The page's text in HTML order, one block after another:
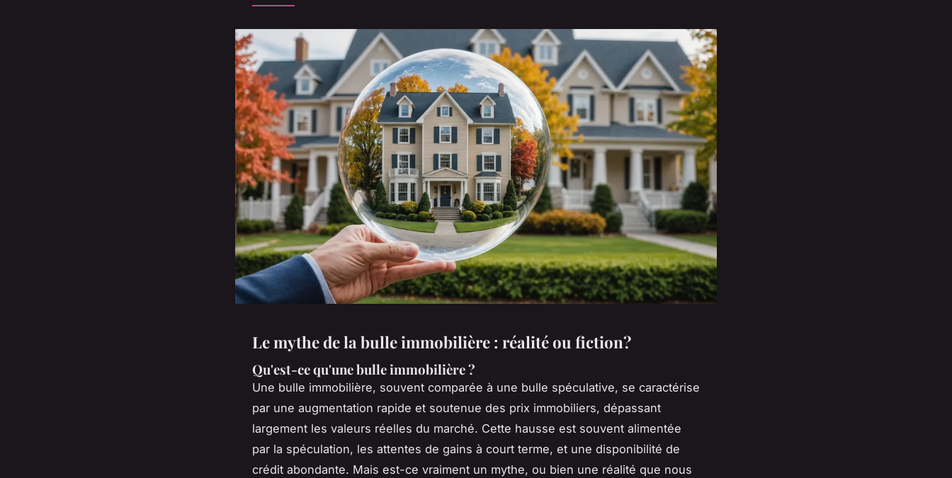
Le mythe de la bulle immobilière : réalité ou fiction?
Qu'est-ce qu'une bulle immobilière ?
Une bulle immobilière, souvent comparée à une bulle spéculative, se caractérise
par une augmentation rapide et soutenue des prix immobiliers, dépassant
largement les valeurs réelles du marché. Cette hausse est souvent alimentée
par la spéculation, les attentes de gains à court terme, et une disponibilité de
crédit abondante. Mais est-ce vraiment un mythe, ou bien une réalité que nous